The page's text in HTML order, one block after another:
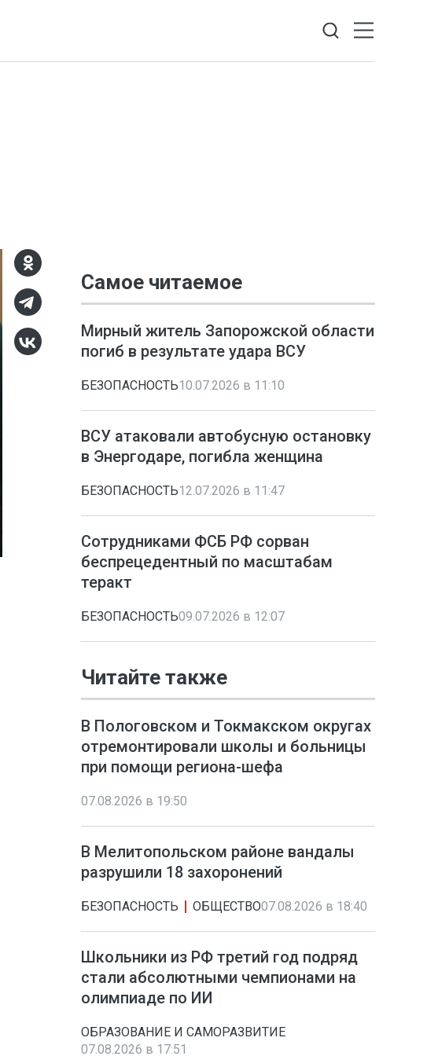
Самое читаемое
Мирный житель Запорожской области
погиб в результате удара ВСУ
БЕЗОПАСНОСТЬ10.07.2026 в 11:10
ВСУ атаковали автобусную остановку
в Энергодаре, погибла женщина
БЕЗОПАСНОСТЬ12.07.2026 в 11:47
Сотрудниками ФСБ РФ сорван
беспрецедентный по масштабам
теракт
БЕЗОПАСНОСТЬ09.07.2026 в 12:07
Читайте также
В Пологовском и Токмакском округах
отремонтировали школы и больницы
при помощи региона-шефа
07.08.2026 в 19:50
В Мелитопольском районе вандалы
разрушили 18 захоронений
БЕЗОПАСНОСТЬ ОБЩЕСТВО07.08.2026 в 18:40
Школьники из РФ третий год подряд
стали абсолютными чемпионами на
олимпиаде по ИИ
ОБРАЗОВАНИЕ И САМОРАЗВИТИЕ
07.08.2026 в 17:51